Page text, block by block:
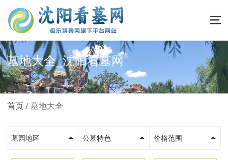
墓地大全_沈阳看墓网
首页 墓地大全
墓园地区 公墓特色 价格范围